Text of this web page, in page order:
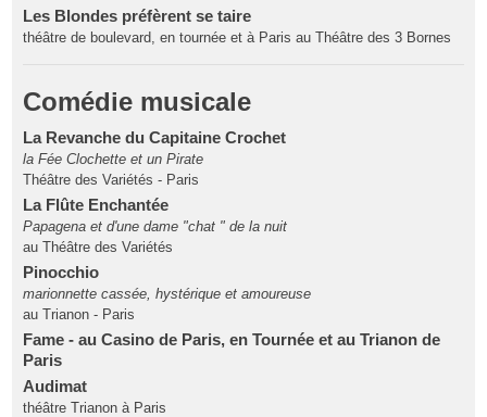
Les Blondes préfèrent se taire
théâtre de boulevard, en tournée et à Paris au Théâtre des 3 Bornes
Comédie musicale
La Revanche du Capitaine Crochet
la Fée Clochette et un Pirate
Théâtre des Variétés - Paris
La Flûte Enchantée
Papagena et d'une dame "chat " de la nuit
au Théâtre des Variétés
Pinocchio
marionnette cassée, hystérique et amoureuse
au Trianon - Paris
Fame - au Casino de Paris, en Tournée et au Trianon de
Paris
Audimat
théâtre Trianon à Paris